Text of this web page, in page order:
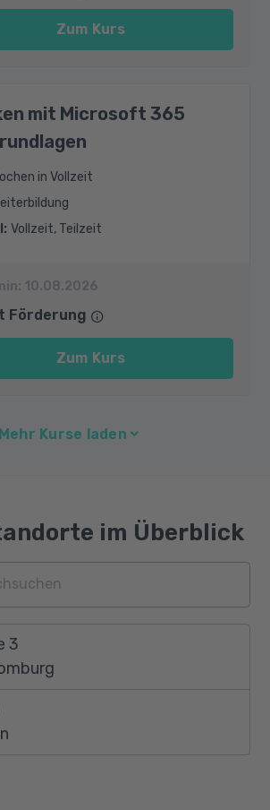
Zum Kurs
mit Microsoft 365
in Vollzeit
: Vollzeit, Teilzeit
10.08.2026
Förderung
Zum Kurs
Mehr Kurse laden
im Überblick
3